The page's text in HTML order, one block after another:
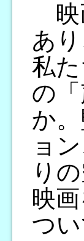
映
あ
私
の
か
ョ
り
映
つ